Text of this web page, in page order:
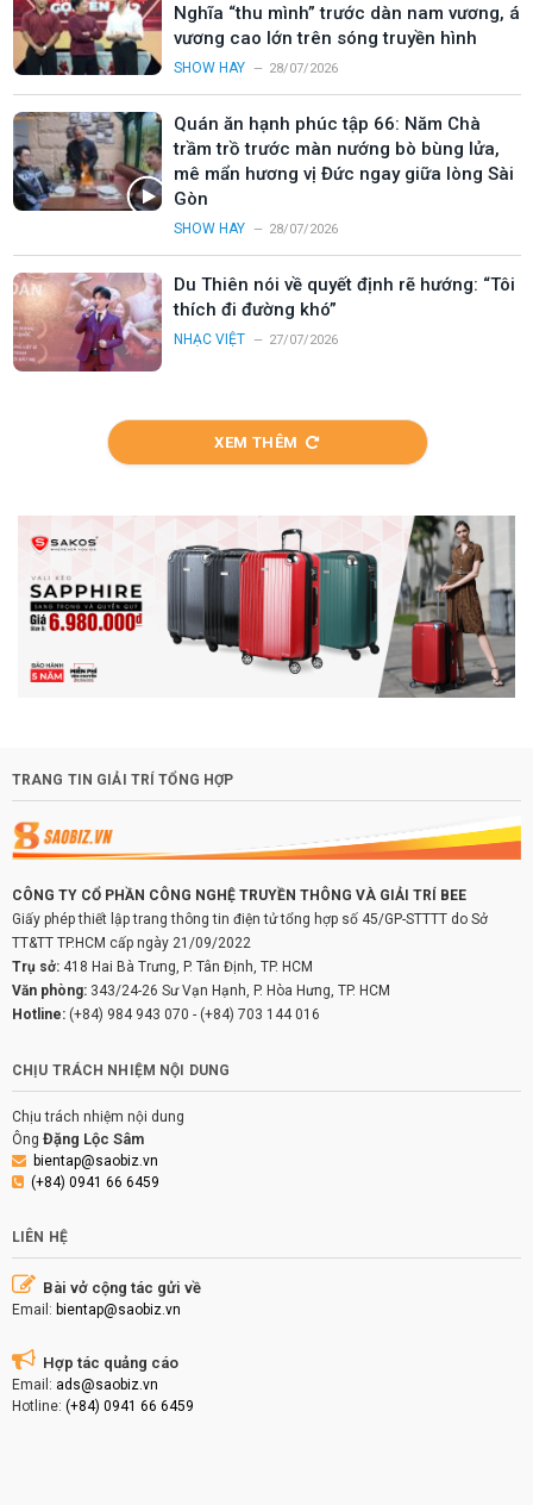
Nghĩa “thu mình” trước dàn nam vương, á
vương cao lớn trên sóng truyền hình
SHOW HAY 28/07/2026
Quán ăn hạnh phúc tập 66: Năm Chà
trầm trồ trước màn nướng bò bùng lửa,
mê mẩn hương vị Đức ngay giữa lòng Sài
Gòn
SHOW HAY 28/07/2026
Du Thiên nói về quyết định rẽ hướng: “Tôi
thích đi đường khó”
NHẠC VIỆT 27/07/2026
XEM THÊM
TRANG TIN GIẢI TRÍ TỔNG HỢP
CÔNG TY CỔ PHẦN CÔNG NGHỆ TRUYỀN THÔNG VÀ GIẢI TRÍ BEE
Giấy phép thiết lập trang thông tin điện tử tổng hợp số 45/GP-STTTT do Sở
TT&TT TP.HCM cấp ngày 21/09/2022
Trụ sở: 418 Hai Bà Trưng, P. Tân Định, TP. HCM
Văn phòng: 343/24-26 Sư Vạn Hạnh, P. Hòa Hưng, TP. HCM
Hotline: (+84) 984 943 070 - (+84) 703 144 016
CHỊU TRÁCH NHIỆM NỘI DUNG
Chịu trách nhiệm nội dung
Ông Đặng Lộc Sâm
bientap@saobiz.vn
(+84) 0941 66 6459
LIÊN HỆ
Bài vở cộng tác gửi về
Email: bientap@saobiz.vn
Hợp tác quảng cáo
Email: ads@saobiz.vn
Hotline: (+84) 0941 66 6459